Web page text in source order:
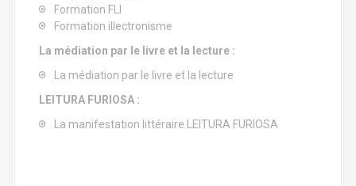
Formation FLI
Formation illectronisme
La médiation par le livre et la lecture :
La médiation par le livre et la lecture
LEITURA FURIOSA :
La manifestation littéraire LEITURA FURIOSA